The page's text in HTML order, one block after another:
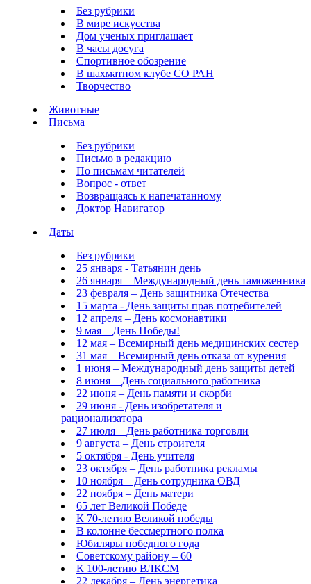
Без рубрики
В мире искусства
Дом ученых приглашает
В часы досуга
Спортивное обозрение
В шахматном клубе СО РАН
Творчество
Животные
Письма
Без рубрики
Письмо в редакцию
По письмам читателей
Вопрос - ответ
Возвращаясь к напечатанному
Доктор Навигатор
Даты
Без рубрики
25 января - Татьянин день
26 января – Международный день таможенника
23 февраля – День защитника Отечества
15 марта - День защиты прав потребителей
12 апреля – День космонавтики
9 мая – День Победы!
12 мая – Всемирный день медицинских сестер
31 мая – Всемирный день отказа от курения
1 июня – Международный день защиты детей
8 июня – День социального работника
22 июня – День памяти и скорби
29 июня - День изобретателя и
рационализатора
27 июля – День работника торговли
9 августа – День строителя
5 октября - День учителя
23 октября – День работника рекламы
10 ноября – День сотрудника ОВД
22 ноября – День матери
65 лет Великой Победе
К 70-летию Великой победы
В колонне бессмертного полка
Юбиляры победного года
Советскому району – 60
К 100-летию ВЛКСМ
22 декабря – День энергетика